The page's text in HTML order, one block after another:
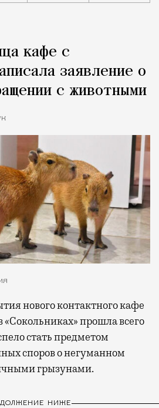
кафе с
заявление о
с животными
«Сокольниках» прошла всего
стать предметом
споров о негуманном
грызунами.
НИЖЕ